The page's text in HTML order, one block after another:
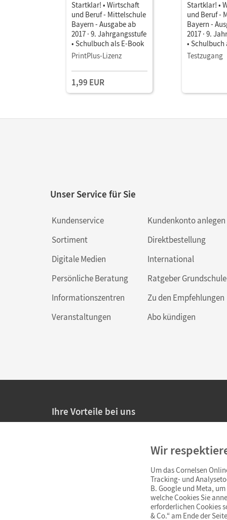
Startklar! • Wirtschaft
und Beruf - Mittelschule
Bayern - Ausgabe ab
2017 · 9. Jahrgangsstufe
• Schulbuch als E-Book
PrintPlus-Lizenz
1,99 EUR
Startklar! •
und Beruf -
Bayern -
2017 · 9.
• Schulbuch
Testzugang
Unser Service für Sie
Kundenservice
Sortiment
Digitale Medien
Persönliche Beratung
Informationszentren
Veranstaltungen
Kundenkonto anlegen
Direktbestellung
International
Ratgeber Grundschule
Zu den Empfehlungen
Abo kündigen
Ihre Vorteile bei uns
Persönliche Angebote für Lehrkräfte
Sicheres Einkaufen mit SSL-Verschlüsselung
Widerrufsfristvon 4 Wochen
Schnelle und einfache Retourenabwicklung
Wir
Um das Cornelsen
Tracking- und
B. Google und Meta,
welche Cookies Sie
erforderlichen Cookies
& Co.“ am Ende der